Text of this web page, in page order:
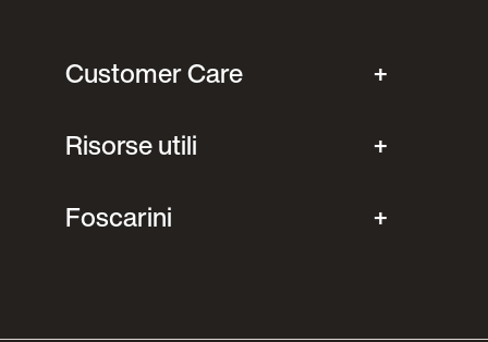
Customer Care
Risorse utili
Foscarini